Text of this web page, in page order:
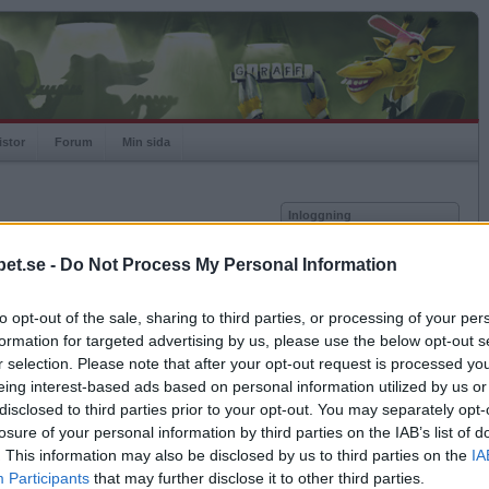
- Do Not Process My Personal Information
opt-out of the sale, sharing to third parties, or processing of your
for targeted advertising by us, please use the below opt-out
selection. Please note that after your opt-out request is processed
interest-based ads based on personal information utilized by us
to third parties prior to your opt-out. You may separately
of your personal information by third parties on the IAB’s list of
This information may also be disclosed by us to third parties on the
Participants that may further disclose it to other third parties.
Forum Min sida
Högsta rating2008-10-26
2187
Rankad
862
Rullningar
4011
Matcher
8513
Vunna
3509
Inloggning
Kom ihåg mig
Glömt ditt lösenord?
Få ny aktiveringslänk
Betapet är gratis!